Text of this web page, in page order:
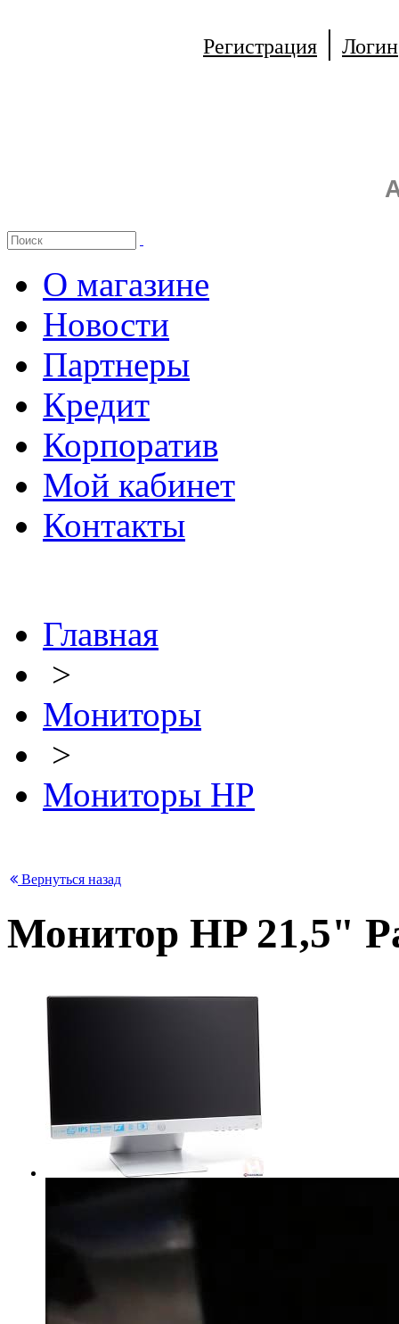
Регистрация | Логин
О магазине
Новости
Партнеры
Кредит
Корпоратив
Мой кабинет
Контакты
Главная
>
Мониторы
>
Мониторы HP
Вернуться назад
Монитор HP 21,5"